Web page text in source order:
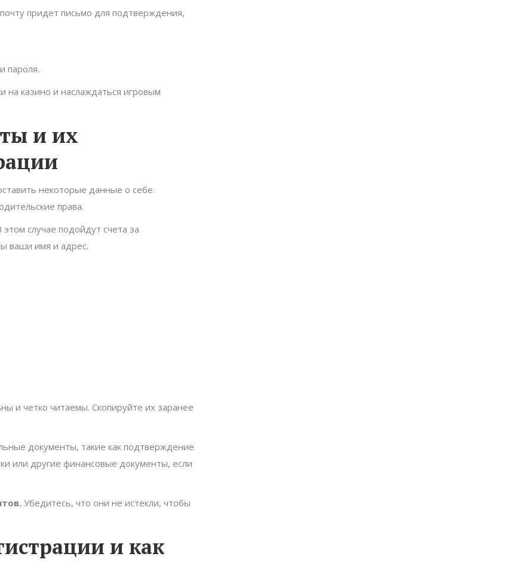
придет письмо для подтверждения,
пароля.
на казино и наслаждаться игровым
и их
некоторые данные о себе.
права.
случае подойдут счета за
ваши имя и адрес.
и четко читаемы. Скопируйте их заранее
документы, такие как подтверждение
или другие финансовые документы, если
Убедитесь, что они не истекли, чтобы
и как